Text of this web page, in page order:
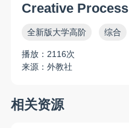
Creative Process
全新版大学高阶 综合
播放：2116次
来源：外教社
相关资源